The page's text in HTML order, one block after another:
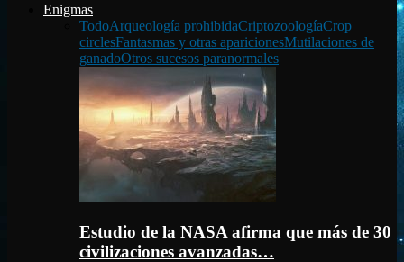
Enigmas
TodoArqueología prohibidaCriptozoologíaCrop
circlesFantasmas y otras aparicionesMutilaciones de
ganadoOtros sucesos paranormales
Estudio de la NASA afirma que más de 30
civilizaciones avanzadas…